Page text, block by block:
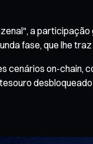
a
fase, que lhe
on-